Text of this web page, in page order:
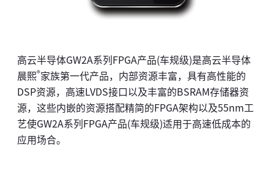
高云半导体GW2A系列FPGA产品(车规级)是高云半导体
晨熙®家族第一代产品，内部资源丰富，具有高性能的
DSP资源，高速LVDS接口以及丰富的BSRAM存储器资
源，这些内嵌的资源搭配精简的FPGA架构以及55nm工
艺使GW2A系列FPGA产品(车规级)适用于高速低成本的
应用场合。